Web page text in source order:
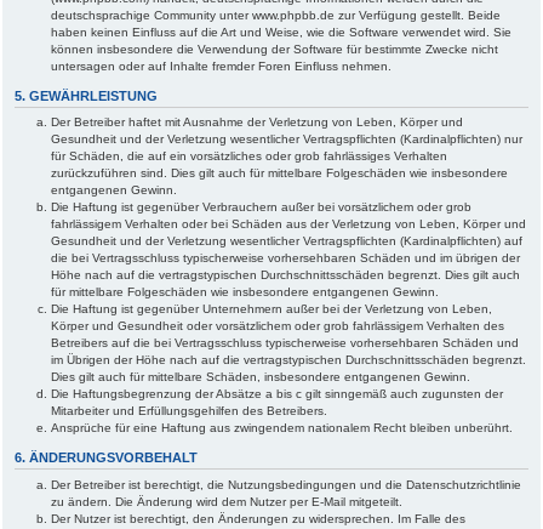
deutschsprachige Community unter www.phpbb.de zur Verfügung gestellt. Beide
haben keinen Einfluss auf die Art und Weise, wie die Software verwendet wird. Sie
können insbesondere die Verwendung der Software für bestimmte Zwecke nicht
untersagen oder auf Inhalte fremder Foren Einfluss nehmen.
5. GEWÄHRLEISTUNG
Der Betreiber haftet mit Ausnahme der Verletzung von Leben, Körper und
Gesundheit und der Verletzung wesentlicher Vertragspflichten (Kardinalpflichten) nur
für Schäden, die auf ein vorsätzliches oder grob fahrlässiges Verhalten
zurückzuführen sind. Dies gilt auch für mittelbare Folgeschäden wie insbesondere
entgangenen Gewinn.
Die Haftung ist gegenüber Verbrauchern außer bei vorsätzlichem oder grob
fahrlässigem Verhalten oder bei Schäden aus der Verletzung von Leben, Körper und
Gesundheit und der Verletzung wesentlicher Vertragspflichten (Kardinalpflichten) auf
die bei Vertragsschluss typischerweise vorhersehbaren Schäden und im übrigen der
Höhe nach auf die vertragstypischen Durchschnittsschäden begrenzt. Dies gilt auch
für mittelbare Folgeschäden wie insbesondere entgangenen Gewinn.
Die Haftung ist gegenüber Unternehmern außer bei der Verletzung von Leben,
Körper und Gesundheit oder vorsätzlichem oder grob fahrlässigem Verhalten des
Betreibers auf die bei Vertragsschluss typischerweise vorhersehbaren Schäden und
im Übrigen der Höhe nach auf die vertragstypischen Durchschnittsschäden begrenzt.
Dies gilt auch für mittelbare Schäden, insbesondere entgangenen Gewinn.
Die Haftungsbegrenzung der Absätze a bis c gilt sinngemäß auch zugunsten der
Mitarbeiter und Erfüllungsgehilfen des Betreibers.
Ansprüche für eine Haftung aus zwingendem nationalem Recht bleiben unberührt.
6. ÄNDERUNGSVORBEHALT
Der Betreiber ist berechtigt, die Nutzungsbedingungen und die Datenschutzrichtlinie
zu ändern. Die Änderung wird dem Nutzer per E-Mail mitgeteilt.
Der Nutzer ist berechtigt, den Änderungen zu widersprechen. Im Falle des